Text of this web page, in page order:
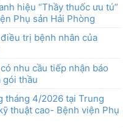
hiệu “Thầy thuốc ưu tú”
Phụ sản Hải Phòng
trị bệnh nhân của
nhu cầu tiếp nhận báo
gói thầu
tháng 4/2026 tại Trung
thuật cao- Bệnh viện Phụ